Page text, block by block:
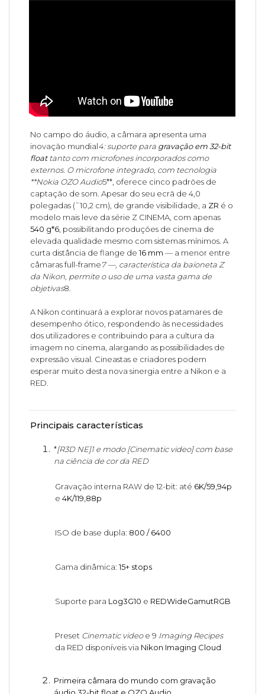
No campo do áudio, a câmara apresenta uma
inovação mundial4: suporte para gravação em 32-bit
floattanto com microfones incorporados como
externos. O microfone integrado, com tecnologia
**Nokia OZO Audio5**, oferece cinco padrões de
captação de som. Apesar do seu ecrã de 4,0
polegadas (˜10,2 cm), de grande visibilidade, a ZR é o
modelo mais leve da série Z CINEMA, com apenas
540 g*6 , possibilitando produções de cinema de
elevada qualidade mesmo com sistemas mínimos. A
curta distância de flange de16 mm — a menor entre
câmaras full-frame7 —, característica da baioneta Z
da Nikon, permite o uso de uma vasta gama de
objetivas8.
A Nikon continuará a explorar novos patamares de
desempenho ótico, respondendo às necessidades
dos utilizadores e contribuindo para a cultura da
imagem no cinema, alargando as possibilidades de
expressão visual. Cineastas e criadores podem
esperar muito desta nova sinergia entre a Nikon e a
RED.
Principais características
*[R3D NE]1 e modo [Cinematic video] com base
na ciência de cor da RED
Gravação interna RAW de 12-bit: até 6K/59,94p
e4K/119,88p
ISO de base dupla: 800 / 6400
Gama dinâmica:15+ stops
Suporte para Log3G10 e REDWideGamutRGB
Preset Cinematic videoe 9 Imaging Recipes
da RED disponíveis via Nikon Imaging Cloud
Primeira câmara do mundo com gravação